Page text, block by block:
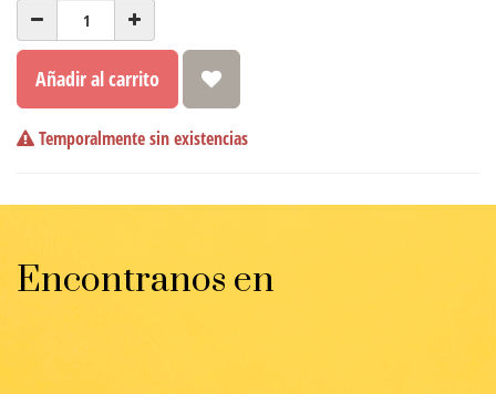
Añadir al carrito
Temporalmente sin existencias
Encontranos en